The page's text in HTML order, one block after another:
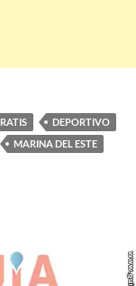
DEPORTIVO
MARINA DEL ESTE